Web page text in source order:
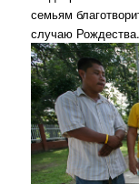
семьям
случаю